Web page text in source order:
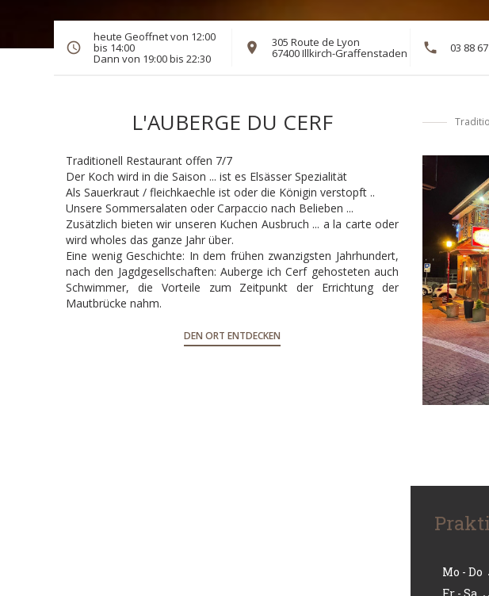
heute Geoffnet von 12:00
bis 14:00
Dann von 19:00 bis 22:30
305 Route de Lyon
67400 Illkirch-Graffenstaden ((öffnet ein03 88
L'AUBERGE DU CERF
Traditionell Restaurant offen 7/7
Der Koch wird in die Saison ... ist es Elsässer Spezialität
Als Sauerkraut / fleichkaechle ist oder die Königin verstopft ..
Unsere Sommersalaten oder Carpaccio nach Belieben ...
Zusätzlich bieten wir unseren Kuchen Ausbruch ... a la carte oder
wird wholes das ganze Jahr über.
Eine wenig Geschichte: In dem frühen zwanzigsten Jahrhundert,
nach den Jagdgesellschaften: Auberge ich Cerf gehosteten auch
Schwimmer, die Vorteile zum Zeitpunkt der Errichtung der
Mautbrücke nahm.
DEN ORT ENTDECKEN
Mo - Do